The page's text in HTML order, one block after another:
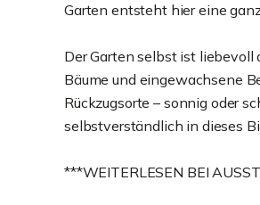
Garten entsteht hier eine
Der Garten selbst ist
Bäume und eingewachsene
Rückzugsorte – sonnig oder
selbstverständlich in dieses
***WEITERLESEN BEI